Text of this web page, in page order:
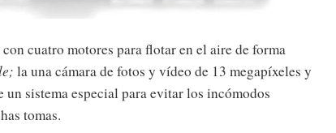
cuatro motores para flotar en el aire de forma
la una cámara de fotos y vídeo de 13 megapíxeles y
un sistema especial para evitar los incómodos
tomas.